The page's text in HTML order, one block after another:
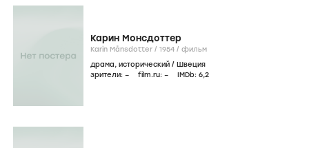
Карин Монсдоттер
Karin Månsdotter / 1954 / фильм
драма, исторический / Швеция
зрители: – film.ru: – IMDb: 6,2